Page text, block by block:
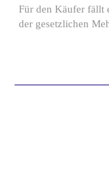
Für den Käufer fällt
der gesetzlichen